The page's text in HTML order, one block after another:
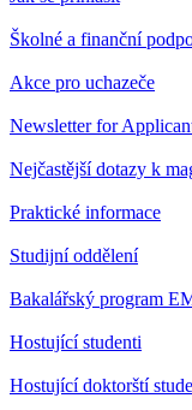
Školné a finanční
Akce pro uchazeče
Newsletter for
Nejčastější dotazy k
Praktické informace
Studijní oddělení
Bakalářský program
Hostující studenti
Hostující doktorští